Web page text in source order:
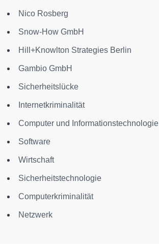
Nico Rosberg
Snow-How GmbH
Hill+Knowlton Strategies Berlin
Gambio GmbH
Sicherheitslücke
Internetkriminalität
Computer und Informationstechnologie
Software
Wirtschaft
Sicherheitstechnologie
Computerkriminalität
Netzwerk